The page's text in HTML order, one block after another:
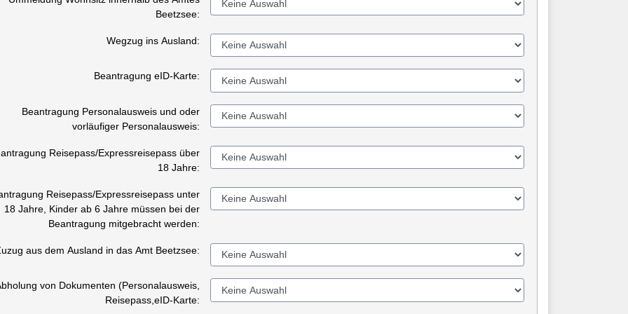
Beetzsee:
Wegzug ins Ausland:
Beantragung eID-Karte:
Beantragung Personalausweis und oder
vorläufiger Personalausweis:
Reisepass/Expressreisepass über
18 Jahre:
Reisepass/Expressreisepass unter
18 Jahre, Kinder ab 6 Jahre müssen bei der
Beantragung mitgebracht werden:
aus dem Ausland in das Amt Beetzsee:
von Dokumenten (Personalausweis,
Reisepass,eID-Karte: